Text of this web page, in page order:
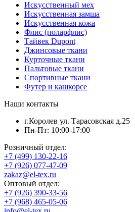
Искусственный мех
Искусственная замша
Искусственная кожа
Флис (поларфлис)
Тайвек Dupont
Джинсовые ткани
Курточные ткани
Пальтовые ткани
Спортивные ткани
Футер и кашкорсе
Наши контакты
г.Королев ул. Тарасовская д.25
Пн-Пт: 10:00-17:00
Розничный отдел:
+7 (499) 130-22-16
+7 (926) 077-47-09
zakaz@el-tex.ru
Оптовый отдел:
+7 (926) 390-33-56
+7 (968) 465-05-06